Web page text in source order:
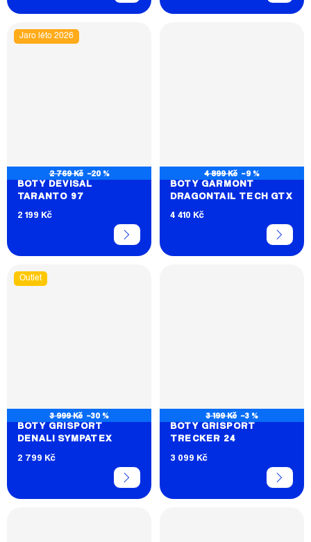
Jaro léto 2026
2 769 Kč –20 %
BOTY DEVISAL
TARANTO 97
2 199 Kč
4 899 Kč –9 %
BOTY GARMONT
DRAGONTAIL TECH GTX
4 410 Kč
Outlet
3 999 Kč –30 %
BOTY GRISPORT
DENALI SYMPATEX
2 799 Kč
3 199 Kč –3 %
BOTY GRISPORT
TRECKER 24
3 099 Kč